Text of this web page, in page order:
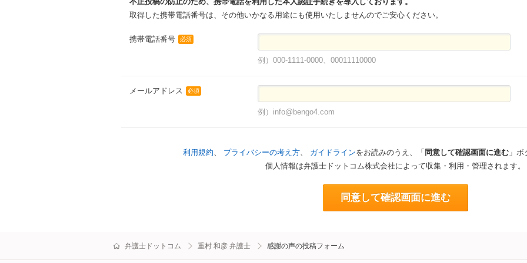
取得した携帯電話番号は、その他いかなる用途にも使用いたしませんのでご安心ください。
携帯電話番号 必須
例）000-1111-0000、00011110000
メールアドレス 必須
例）info@bengo4.com
利用規約 プライバシーの考え方、 ガイドラインをお読みのうえ、「同意して確認画面に進む」ボ
個人情報は弁護士ドットコム株式会社によって収集・利用・管理されます。
同意して確認画面に進む
弁護士ドットコム 重村 和彦 弁護士 感謝の声の投稿フォーム